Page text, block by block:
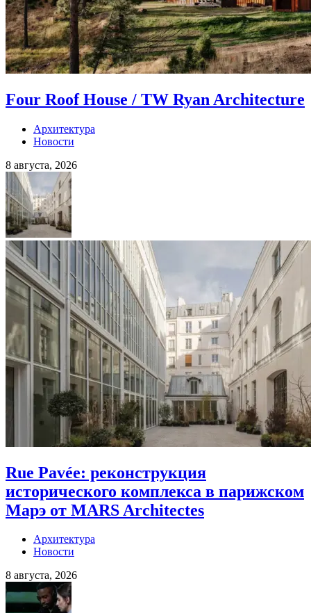
Four Roof House / TW Ryan Architecture
Архитектура
Новости
8 августа, 2026
Rue Pavée: реконструкция
исторического комплекса в парижском
Марэ от MARS Architectes
Архитектура
Новости
8 августа, 2026